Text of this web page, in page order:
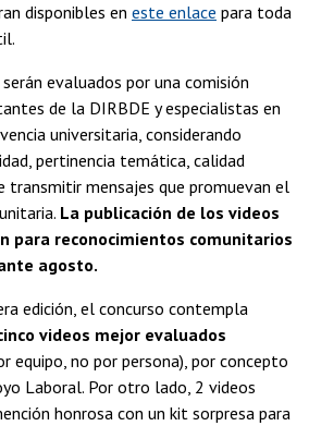
disponibles en este enlace para toda
evaluados por una comisión
de la DIRBDE y especialistas en
universitaria, considerando
pertinencia temática, calidad
transmitir mensajes que promuevan el
La publicación de los videos
para reconocimientos comunitarios
agosto.
edición, el concurso contempla
videos mejor evaluados
equipo, no por persona), por concepto
Laboral. Por otro lado, 2 videos
honrosa con un kit sorpresa para